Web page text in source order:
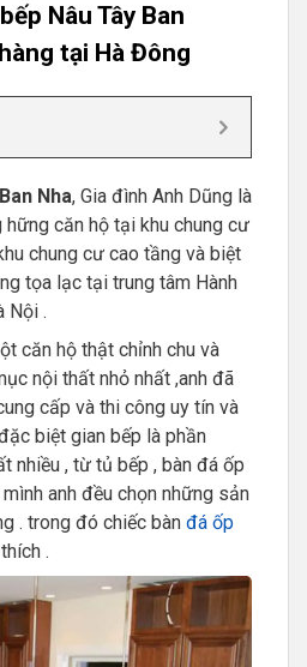
Nâu Tây Ban
tại Hà Đông
Nha, Gia đình Anh Dũng là
căn hộ tại khu chung cư
chung cư cao tầng và biệt
tọa lạc tại trung tâm Hành
Nội .
căn hộ thật chỉnh chu và
nội thất nhỏ nhất ,anh đã
cấp và thi công uy tín và
biệt gian bếp là phần
nhiều , từ tủ bếp , bàn đá ốp
anh đều chọn những sản
. trong đó chiếc bàn đá ốp
.